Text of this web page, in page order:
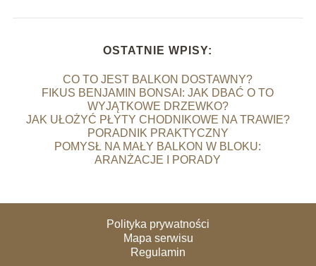
OSTATNIE WPISY:
CO TO JEST BALKON DOSTAWNY?
FIKUS BENJAMIN BONSAI: JAK DBAĆ O TO
WYJĄTKOWE DRZEWKO?
JAK UŁOŻYĆ PŁYTY CHODNIKOWE NA TRAWIE?
PORADNIK PRAKTYCZNY
POMYSŁ NA MAŁY BALKON W BLOKU:
ARANŻACJE I PORADY
Polityka prywatności
Mapa serwisu
Regulamin